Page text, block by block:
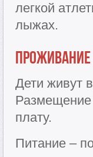
легкой
лыжах.
Дети живут
Размещение
плату.
Питание –